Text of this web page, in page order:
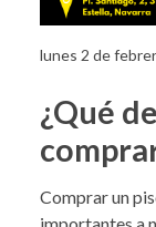
lunes 2 de
¿Qué
Comprar un